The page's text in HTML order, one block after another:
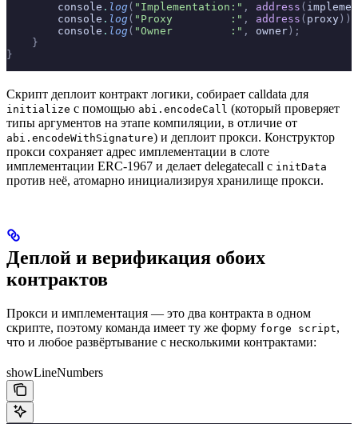
        console
. log( "Implementation:" , address (
        console
. log( "Proxy         :" , address ( proxy ));
        console
. log( "Owner         :" , owner );
    }
}
Скрипт деплоит контракт логики, собирает calldata для
initialize с помощью abi.encodeCall (который проверяет
типы аргументов на этапе компиляции, в отличие от
abi.encodeWithSignature) и деплоит прокси. Конструктор
прокси сохраняет адрес имплементации в слоте
имплементации ERC-1967 и делает delegatecall с initData
против неё, атомарно инициализируя хранилище прокси.
Деплой и верификация обоих
контрактов
Прокси и имплементация — это два контракта в одном
скрипте, поэтому команда имеет ту же форму forge script,
что и любое развёртывание с несколькими контрактами:
showLineNumbers